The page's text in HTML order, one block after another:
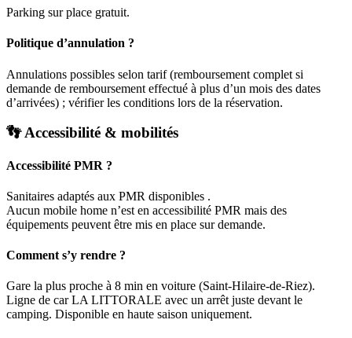
Parking sur place gratuit.
Politique d’annulation ?
Annulations possibles selon tarif (remboursement complet si
demande de remboursement effectué à plus d’un mois des dates
d’arrivées) ; vérifier les conditions lors de la réservation.
👣 Accessibilité & mobilités
Accessibilité PMR ?
Sanitaires adaptés aux PMR disponibles .
Aucun mobile home n’est en accessibilité PMR mais des
équipements peuvent être mis en place sur demande.
Comment s’y rendre ?
Gare la plus proche à 8 min en voiture (Saint-Hilaire-de-Riez).
Ligne de car LA LITTORALE avec un arrêt juste devant le
camping. Disponible en haute saison uniquement.